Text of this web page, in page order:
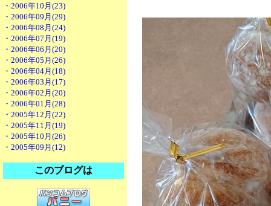
・2006年10月(23)
・2006年09月(29)
・2006年08月(24)
・2006年07月(19)
・2006年06月(20)
・2006年05月(26)
・2006年04月(18)
・2006年03月(17)
・2006年02月(20)
・2006年01月(28)
・2005年12月(22)
・2005年11月(19)
・2005年10月(26)
・2005年09月(12)
このブログは